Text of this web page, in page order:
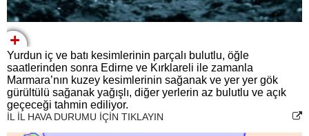
Yurdun iç ve batı kesimlerinin parçalı bulutlu, öğle
saatlerinden sonra Edirne ve Kırklareli ile zamanla
Marmara’nın kuzey kesimlerinin sağanak ve yer yer gök
gürültülü sağanak yağışlı, diğer yerlerin az bulutlu ve açık
geçeceği tahmin ediliyor.
İL İL HAVA DURUMU İÇİN TIKLAYIN